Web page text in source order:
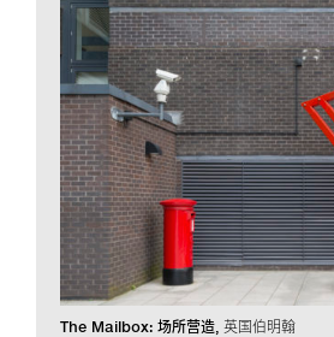
The Mailbox: 场所营造 英国伯明翰